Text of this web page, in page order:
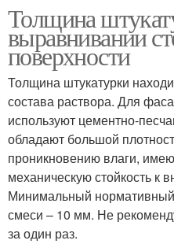
Толщина
выравнивании
поверхности
Толщина штукатурки
состава раствора. Для
используют цементно-
обладают большой
проникновению влаги,
механическую стойкость к
Минимальный
смеси – 10 мм. Не
за один раз.